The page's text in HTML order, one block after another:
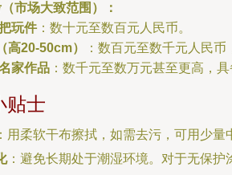
市场大致范围）：
玩件：数十元至数百元人民币。
高20-50cm）
：数百元至数千元人民币
家作品 ：数千元至数万元甚至更高，具
贴士
用柔软干布擦拭，如需去污，可用少量
：避免长期处于潮湿环境。对于无保